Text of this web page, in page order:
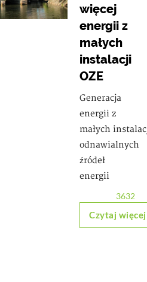
więcej
energii z
małych
instalacji
OZE
Generacja
energii z
małych
odnawialnych
źródeł
energii
3632
Czytaj więcej